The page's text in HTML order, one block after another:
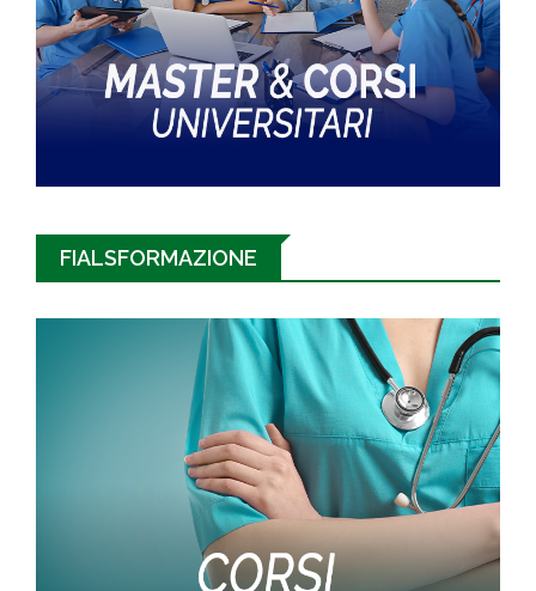
FIALSFORMAZIONE